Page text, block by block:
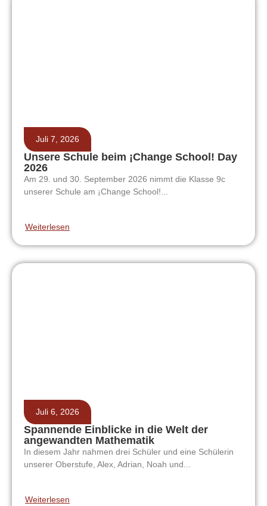
Juli 7, 2026
Unsere Schule beim ¡Change School! Day
2026
Am 29. und 30. September 2026 nimmt die Klasse 9c
unserer Schule am ¡Change School!...
Weiterlesen
Juli 6, 2026
Spannende Einblicke in die Welt der
angewandten Mathematik
In diesem Jahr nahmen drei Schüler und eine Schülerin
unserer Oberstufe, Alex, Adrian, Noah und...
Weiterlesen